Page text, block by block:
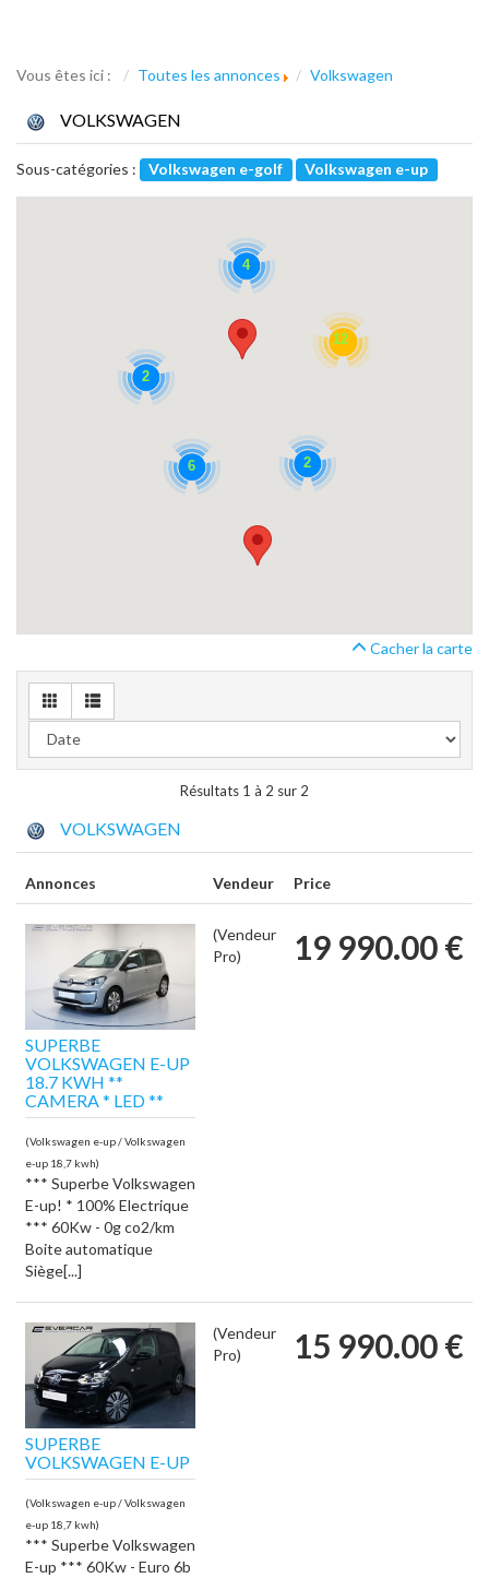
Vous êtes ici : Toutes les annonces Volkswagen
VOLKSWAGEN
Sous-catégories : Volkswagen e-golf Volkswagen e-up
12
2
2
6
4
Cacher la carte
Résultats 1 à 2 sur 2
VOLKSWAGEN
Annonces Vendeur Price
SUPERBE
VOLKSWAGEN E-UP
18.7 KWH **
CAMERA * LED **
(Volkswagen e-up / Volkswagen
e-up 18,7 kwh)
*** Superbe Volkswagen
E-up! * 100% Electrique
*** 60Kw - 0g co2/km
Boite automatique
Siège[...]
(Vendeur
Pro)
19 990.00 €
SUPERBE
VOLKSWAGEN E-UP
(Volkswagen e-up / Volkswagen
e-up 18,7 kwh)
*** Superbe Volkswagen
E-up *** 60Kw - Euro 6b
(Vendeur
Pro)
15 990.00 €